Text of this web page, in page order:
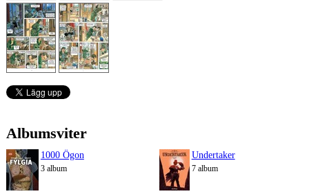
Albumsviter
1000 Ögon
3 album
Undertaker
7 album